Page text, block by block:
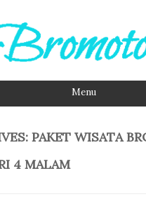
Menu
PAKET WISATA
4 MALAM